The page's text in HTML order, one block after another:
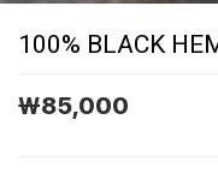
100% BLACK
￦85,000